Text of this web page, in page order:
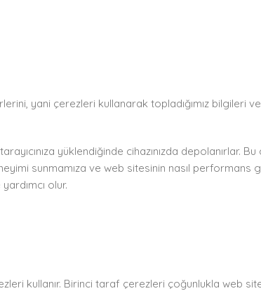
yani çerezleri kullanarak topladığımız bilgileri
yüklendiğinde cihazınızda depolanırlar.
sunmamıza ve web sitesinin nasıl performans
olur.
kullanır. Birinci taraf çerezleri çoğunlukla web